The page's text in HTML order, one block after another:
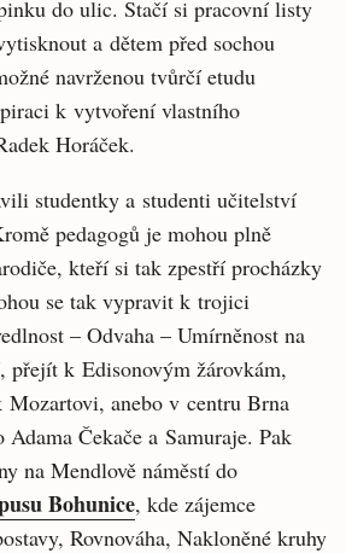
do ulic. Stačí si pracovní listy
a dětem před sochou
navrženou tvůrčí etudu
k vytvoření vlastního
Horáček.
studentky a studenti učitelství
pedagogů je mohou plně
kteří si tak zpestří procházky
se tak vypravit k trojici
– Odvaha – Umírněnost na
přejít k Edisonovým žárovkám,
anebo v centru Brna
Adama Čekače a Samuraje. Pak
na Mendlově náměstí do
Bohunice, kde zájemce
Rovnováha, Nakloněné kruhy